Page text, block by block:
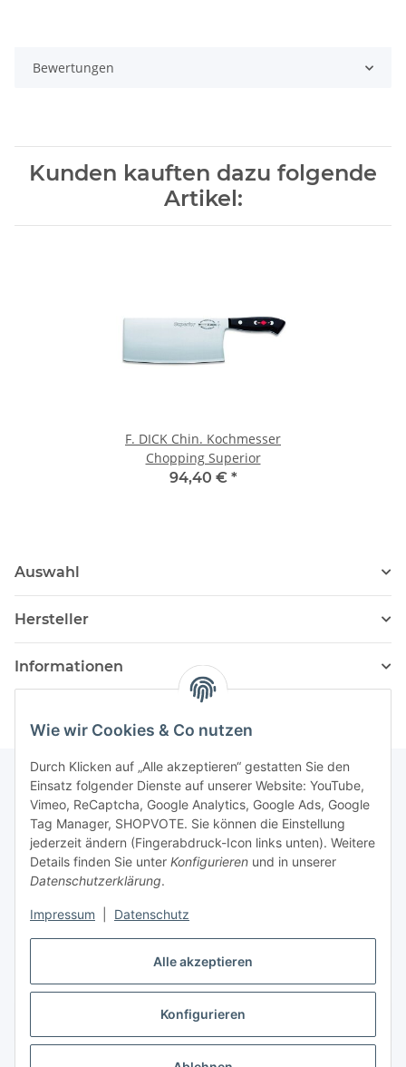
Alle akzeptieren
Konfigurieren
Wie wir Cookies & Co nutzen
Durch Klicken auf „Alle akzeptieren“ gestatten Sie den
Einsatz folgender Dienste auf unserer Website: YouTube,
Vimeo, ReCaptcha, Google Analytics, Google Ads, Google
Tag Manager, SHOPVOTE. Sie können die Einstellung
jederzeit ändern (Fingerabdruck-Icon links unten). Weitere
Details finden Sie unter Konfigurieren und in unserer
Datenschutzerklärung.
Impressum Datenschutz
Bewertungen
Kunden kauften dazu folgende
Artikel:
F. DICK Chin. Kochmesser
Chopping Superior
94,40 € *
Auswahl
Hersteller
Informationen
Newsletter Abonnieren
Bitte senden Sie mir entsprechend Ihrer
Datenschutzerklärungregelmäßig und jederzeit widerruflich
Informationen zu Ihrem Produktsortiment per E-Mail zu.
Abonnieren
Newsletter Abonnieren
Vertrag widerrufen
* Alle Preise inkl. gesetzlicher USt., zzgl.